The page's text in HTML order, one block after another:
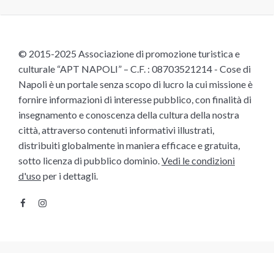
© 2015-2025 Associazione di promozione turistica e
culturale “APT NAPOLI” – C.F. : 08703521214 - Cose di
Napoli è un portale senza scopo di lucro la cui missione è
fornire informazioni di interesse pubblico, con finalità di
insegnamento e conoscenza della cultura della nostra
città, attraverso contenuti informativi illustrati,
distribuiti globalmente in maniera efficace e gratuita,
sotto licenza di pubblico dominio.Vedi le condizioni
d'uso per i dettagli.